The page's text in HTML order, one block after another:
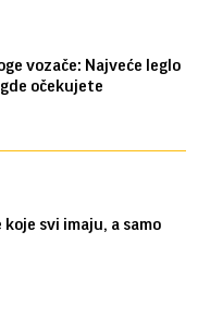
vozače: Najveće leglo
očekujete
svi imaju, a samo